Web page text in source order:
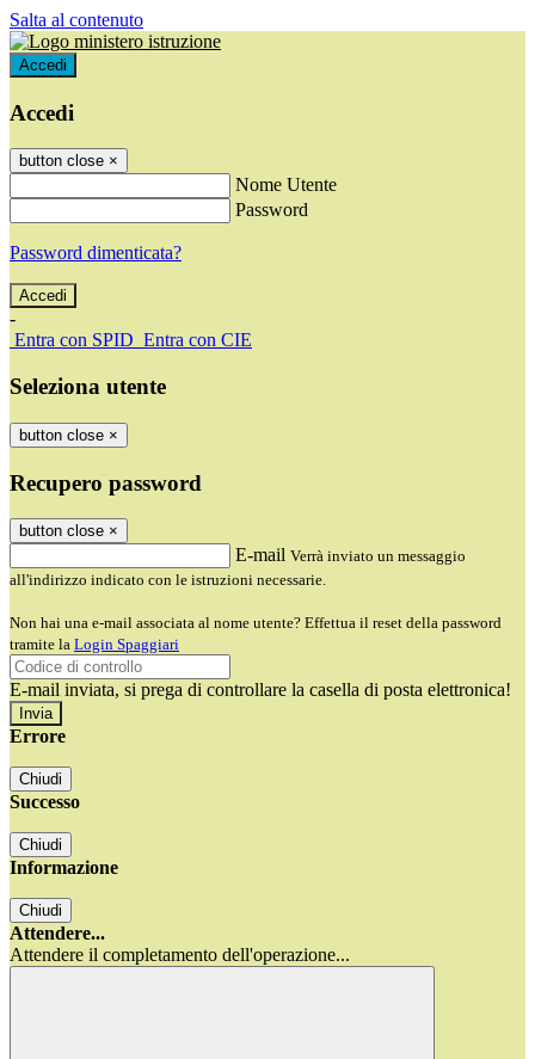
Salta al contenuto
Accedi
Accedi
button close ×
Nome Utente
Password
Password dimenticata?
-
Entra con SPID Entra con CIE
Seleziona utente
button close ×
Recupero password
button close ×
E-mail Verrà inviato un messaggio
all'indirizzo indicato con le istruzioni necessarie.
Non hai una e-mail associata al nome utente? Effettua il reset della password
tramite la Login Spaggiari
E-mail inviata, si prega di controllare la casella di posta elettronica!
Errore
Chiudi
Successo
Chiudi
Informazione
Chiudi
Attendere...
Attendere il completamento dell'operazione...